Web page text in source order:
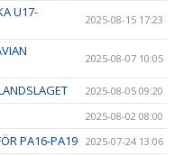
U17-
2025-08-15 17:23
2025-08-07 10:05
2025-08-05 09:20
2025-08-02 08:00
PA16-PA19 2025-07-24 13:06